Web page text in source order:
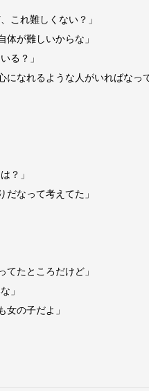
これ難しくない？」
が難しいからな」
る？」
なれるような人がいればなっ
？」
なって考えてた」
たところだけど」
」
女の子だよ」